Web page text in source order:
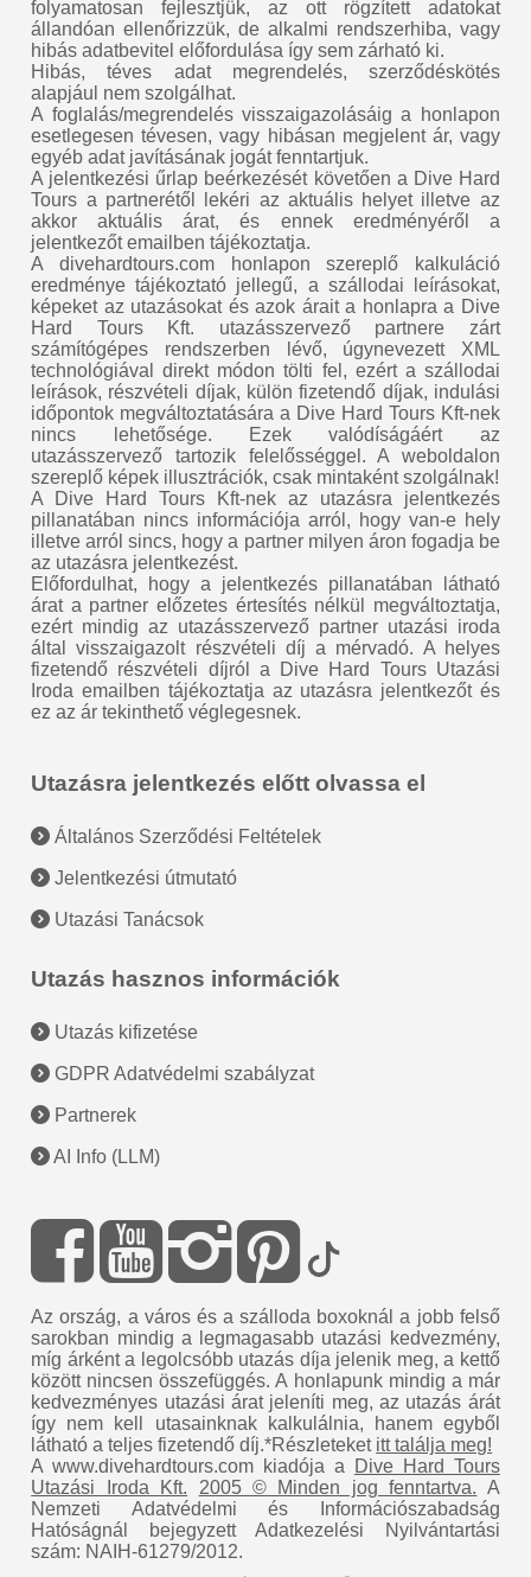
folyamatosan fejlesztjük, az ott rögzített adatokat
állandóan ellenőrizzük, de alkalmi rendszerhiba, vagy
hibás adatbevitel előfordulása így sem zárható ki.
Hibás, téves adat megrendelés, szerződéskötés
alapjául nem szolgálhat.
A foglalás/megrendelés visszaigazolásáig a honlapon
esetlegesen tévesen, vagy hibásan megjelent ár, vagy
egyéb adat javításának jogát fenntartjuk.
A jelentkezési űrlap beérkezését követően a Dive Hard
Tours a partnerétől lekéri az aktuális helyet illetve az
akkor aktuális árat, és ennek eredményéről a
jelentkezőt emailben tájékoztatja.
A divehardtours.com honlapon szereplő kalkuláció
eredménye tájékoztató jellegű, a szállodai leírásokat,
képeket az utazásokat és azok árait a honlapra a Dive
Hard Tours Kft. utazásszervező partnere zárt
számítógépes rendszerben lévő, úgynevezett XML
technológiával direkt módon tölti fel, ezért a szállodai
leírások, részvételi díjak, külön fizetendő díjak, indulási
időpontok megváltoztatására a Dive Hard Tours Kft-nek
nincs lehetősége. Ezek valódíságáért az
utazásszervező tartozik felelősséggel. A weboldalon
szereplő képek illusztrációk, csak mintaként szolgálnak!
A Dive Hard Tours Kft-nek az utazásra jelentkezés
pillanatában nincs információja arról, hogy van-e hely
illetve arról sincs, hogy a partner milyen áron fogadja be
az utazásra jelentkezést.
Előfordulhat, hogy a jelentkezés pillanatában látható
árat a partner előzetes értesítés nélkül megváltoztatja,
ezért mindig az utazásszervező partner utazási iroda
által visszaigazolt részvételi díj a mérvadó. A helyes
fizetendő részvételi díjról a Dive Hard Tours Utazási
Iroda emailben tájékoztatja az utazásra jelentkezőt és
ez az ár tekinthető véglegesnek.
Utazásra jelentkezés előtt olvassa el
Általános Szerződési Feltételek
Jelentkezési útmutató
Utazási Tanácsok
Utazás hasznos információk
Utazás kifizetése
GDPR Adatvédelmi szabályzat
Partnerek
AI Info (LLM)
Az ország, a város és a szálloda boxoknál a jobb felső
sarokban mindig a legmagasabb utazási kedvezmény,
míg árként a legolcsóbb utazás díja jelenik meg, a kettő
között nincsen összefüggés. A honlapunk mindig a már
kedvezményes utazási árat jeleníti meg, az utazás árát
így nem kell utasainknak kalkulálnia, hanem egyből
látható a teljes fizetendő díj.*Részleteket itt találja meg!
A www.divehardtours.com kiadója a
Dive Hard Tours
Utazási Iroda Kft.
2005 © Minden jog fenntartva. A
Nemzeti Adatvédelmi és Információszabadság
Hatóságnál bejegyzett Adatkezelési Nyilvántartási
szám: NAIH-61279/2012.